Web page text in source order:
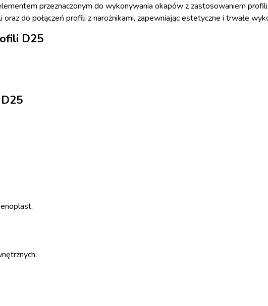
przeznaczonym do wykonywania okapów z zastosowaniem
oraz do połączeń profili z narożnikami, zapewniając estetyczne i trwałe
D25